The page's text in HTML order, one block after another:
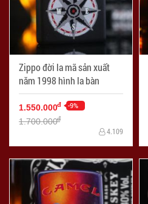
Zippo đời la mã sản xuất
năm 1998 hình la bàn
1.550.000đ -9%
1.700.000đ
4.109